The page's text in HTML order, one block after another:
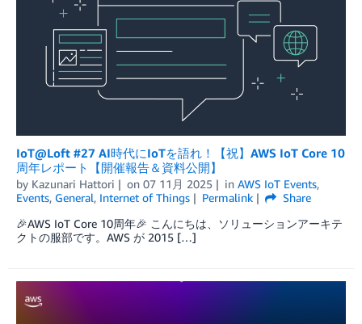
IoT@Loft #27 AI時代にIoTを語れ！【祝】AWS IoT Core 10
周年レポート【開催報告＆資料公開】
by Kazunari Hattori on 07 11月 2025 in AWS IoT Events,
Events, General, Internet of Things Permalink
Share
🎉AWS IoT Core 10周年🎉 こんにちは、ソリューションアーキテ
クトの服部です。AWS が 2015 […]